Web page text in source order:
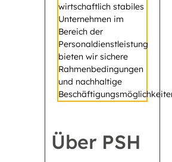
wirtschaftlich stabiles
Unternehmen im
Bereich der
Personaldienstleistung
bieten wir sichere
Rahmenbedingungen
und nachhaltige
Über PSH